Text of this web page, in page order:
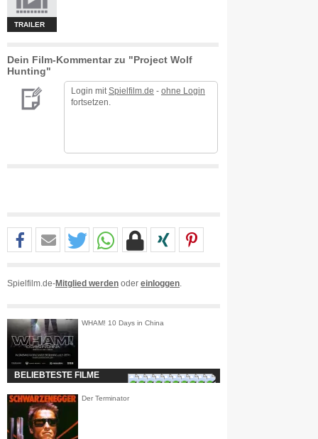
TRAILER
Dein Film-Kommentar zu "Project Wolf
Hunting"
Login mit Spielfilm.de - ohne Login
fortsetzen.
Spielfilm.de-Mitglied werden oder einloggen
WHAM! 10 Days in China
BELIEBTESTE FILME
Der Terminator